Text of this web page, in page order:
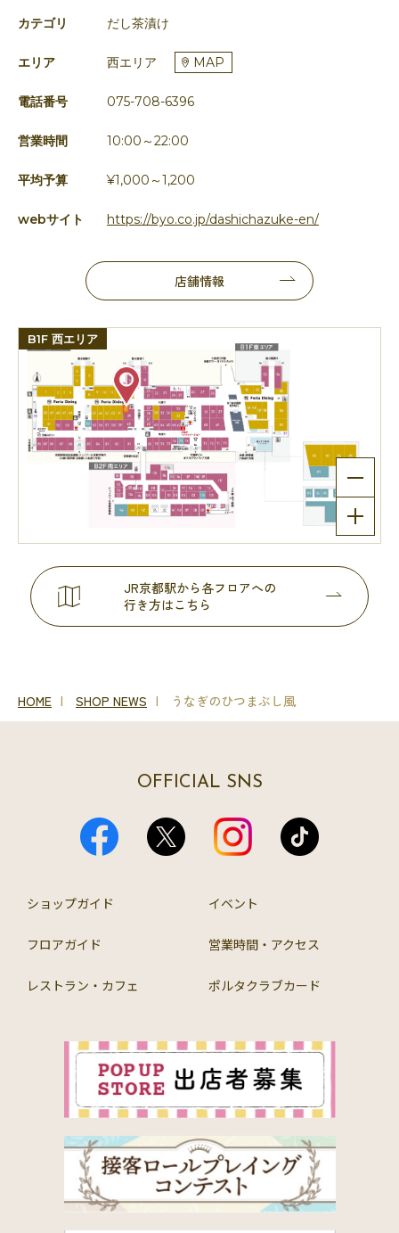
カテゴリ だし茶漬け
エリア 西エリア MAP
電話番号 075-708-6396
営業時間 10:00～22:00
平均予算 ¥1,000～1,200
webサイト https://byo.co.jp/dashichazuke-en/
店舗情報
B1F 西エリア
JR京都駅から各フロアへの
行き方はこちら
HOME SHOP NEWS うなぎのひつまぶし風
OFFICIAL SNS
ショップガイド イベント
フロアガイド 営業時間・アクセス
レストラン・カフェ ポルタクラブカード